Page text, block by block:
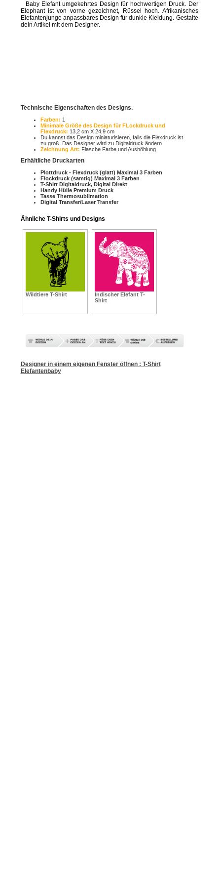
Baby Elefant umgekehrtes Design für hochwertigen Druck. Der
Elephant ist von vorne gezeichnet, Rüssel hoch. Afrikanisches
Elefantenjunge anpassbares Design für dunkle Kleidung. Gestalte
dein Artikel mit dem Designer.
Technische Eigenschaften des Designs.
Farben: 1
Minimale Größe des Design für FLockdruck und
Flexdruck: 13,2 cm X 24,9 cm
Du kannst das Design miniaturisieren, falls die Flexdruck ist
zu groß. Das Designer wird zu Digitaldruck ändern
Zeichnung Art: Flasche Farbe und Aushöhlung
Erhältliche Druckarten
Plottdruck - Flexdruck (glatt) Maximal 3 Farben
Flockdruck (samtig) Maximal 3 Farben
T-Shirt Digitaldruck, Digital Direkt
Handy Hülle Premium Druck
Tasse Thermosublimation
Digital Transfer/Laser Transfer
Ähnliche T-Shirts und Designs
Wildtiere T-Shirt
Indischer Elefant T-
Shirt
Designer in einem eigenen Fenster öffnen : T-Shirt
Elefantenbaby